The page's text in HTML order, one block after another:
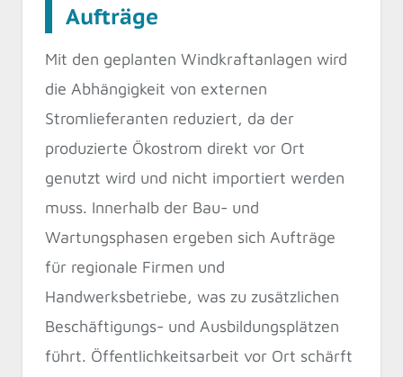
Aufträge
Mit den geplanten Windkraftanlagen wird
die Abhängigkeit von externen
Stromlieferanten reduziert, da der
produzierte Ökostrom direkt vor Ort
genutzt wird und nicht importiert werden
muss. Innerhalb der Bau- und
Wartungsphasen ergeben sich Aufträge
für regionale Firmen und
Handwerksbetriebe, was zu zusätzlichen
Beschäftigungs- und Ausbildungsplätzen
führt. Öffentlichkeitsarbeit vor Ort schärft